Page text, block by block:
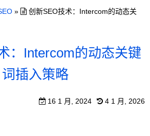
»
创新SEO技术：Intercom的动态关
：Intercom的动态关键
词插入策略
16 1 月, 2024 4 1 月, 2026